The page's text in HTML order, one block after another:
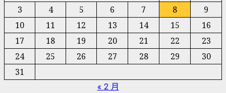
3
4 5 6 7 8
9
10
11 12 13 14 15
16
17
18 19 20 21 22
23
24
25 26 27 28 29
30
31
« 2 月